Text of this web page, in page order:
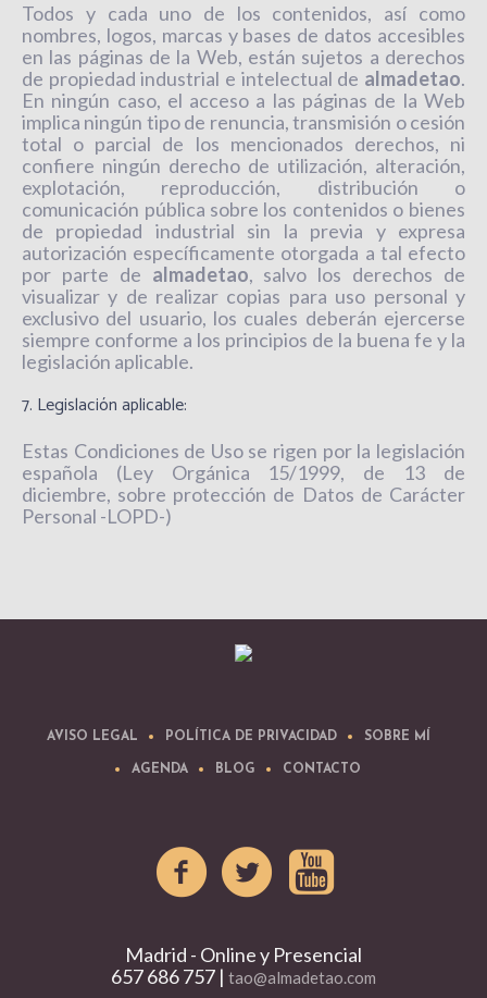
Todos y cada uno de los contenidos, así como
nombres, logos, marcas y bases de datos accesibles
en las páginas de la Web, están sujetos a derechos
de propiedad industrial e intelectual de almadetao.
En ningún caso, el acceso a las páginas de la Web
implica ningún tipo de renuncia, transmisión o cesión
total o parcial de los mencionados derechos, ni
confiere ningún derecho de utilización, alteración,
explotación, reproducción, distribución o
comunicación pública sobre los contenidos o bienes
de propiedad industrial sin la previa y expresa
autorización específicamente otorgada a tal efecto
por parte de almadetao, salvo los derechos de
visualizar y de realizar copias para uso personal y
exclusivo del usuario, los cuales deberán ejercerse
siempre conforme a los principios de la buena fe y la
legislación aplicable.
7. Legislación aplicable:
Estas Condiciones de Uso se rigen por la legislación
española (Ley Orgánica 15/1999, de 13 de
diciembre, sobre protección de Datos de Carácter
Personal -LOPD-)
AVISO LEGAL POLÍTICA DE PRIVACIDAD SOBRE MÍ
AGENDA BLOG CONTACTO
Madrid - Online y Presencial
657 686 757 | tao@almadetao.com